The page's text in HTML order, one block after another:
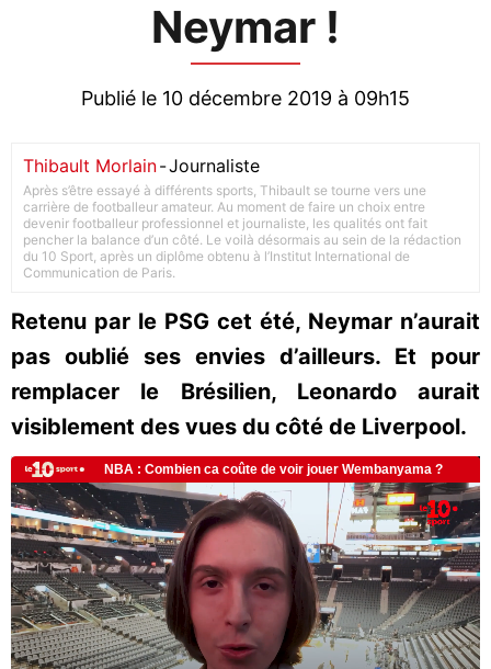
Neymar !
Publié le 10 décembre 2019 à 09h15
Thibault Morlain-Journaliste
Après s’être essayé à différents sports, Thibault se tourne vers une
carrière de footballeur amateur. Au moment de faire un choix entre
devenir footballeur professionnel et journaliste, les qualités ont fait
pencher la balance d’un côté. Le voilà désormais au sein de la rédaction
du 10 Sport, après un diplôme obtenu à l’Institut International de
Communication de Paris.
Retenu par le PSG cet été, Neymar n’aurait
pas oublié ses envies d’ailleurs. Et pour
remplacer le Brésilien, Leonardo aurait
visiblement des vues du côté de Liverpool.